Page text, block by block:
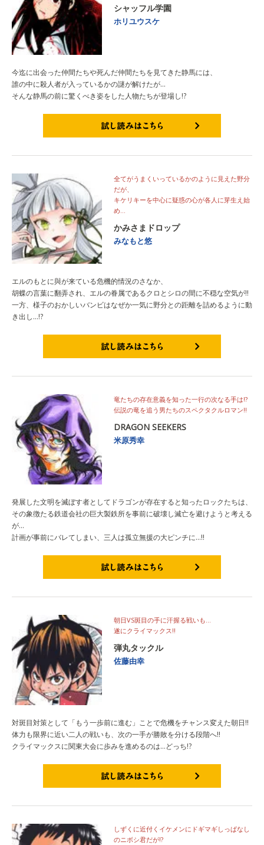
シャッフル学園
ホリユウスケ
今迄に出会った仲間たちや死んだ仲間たちを見てきた静馬には、
誰の中に殺人者が入っているかの謎が解けたが…
そんな静馬の前に驚くべき姿をした人物たちが登場し!?
全てがうまくいっているかのように見えた野分
だが、
キケリキーを中心に疑惑の心が各人に芽生え始
め…
かみさまドロップ
みなもと悠
エルのもとに與が来ている危機的情況のさなか、
胡蝶の言葉に翻弄され、エルの眷属であるクロとシロの間に不穏な空気が!!
一方、様子のおかしいバンビはなぜか一気に野分との距離を詰めるように動
き出し…!?
竜たちの存在意義を知った一行の次なる手は!?
伝説の竜を追う男たちのスペクタクルロマン!!
DRAGON SEEKERS
米原秀幸
発展した文明を滅ぼす者としてドラゴンが存在すると知ったロックたちは、
その象徴たる鉄道会社の巨大製鉄所を事前に破壊し滅亡を避けようと考える
が…
計画が事前にバレてしまい、三人は孤立無援の大ピンチに…!!
朝日VS斑目の手に汗握る戦いも…
遂にクライマックス!!
弾丸タックル
佐藤由幸
対斑目対策として「もう一歩前に進む」ことで危機をチャンス変えた朝日!!
体力も限界に近い二人の戦いも、次の一手が勝敗を分ける段階へ!!
クライマックスに関東大会に歩みを進めるのは…どっち!?
しずくに近付くイケメンにドギマギしっぱなし
のニボシ君だが!?